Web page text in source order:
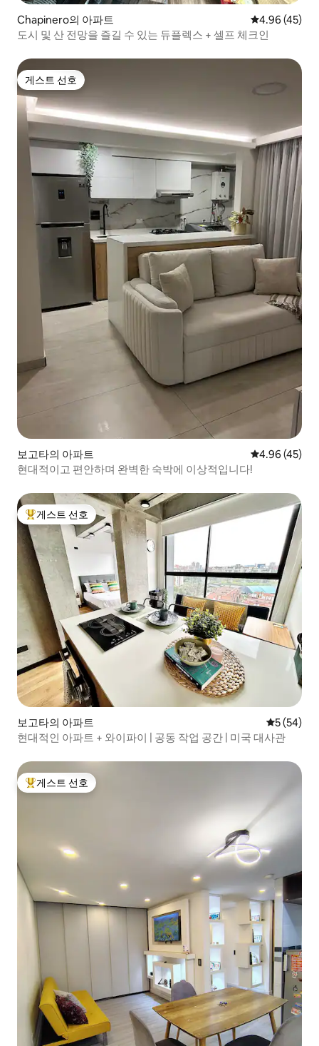
Chapinero의 아파트 평점 4.96점(5
4.96 (45)
도시 및 산 전망을 즐길 수 있는 듀플렉스 + 셀프 체크인
게스트 선호
게스트 선호
보고타의 아파트 평점 4.96점(5
4.96 (45)
현대적이고 편안하며 완벽한 숙박에 이상적입니다!
상위 게스트 선호
게스트 선호
보고타의 아파트 평점 5점(5
5 (54)
현대적인 아파트 + 와이파이 | 공동 작업 공간 | 미국 대사관
상위 게스트 선호
게스트 선호